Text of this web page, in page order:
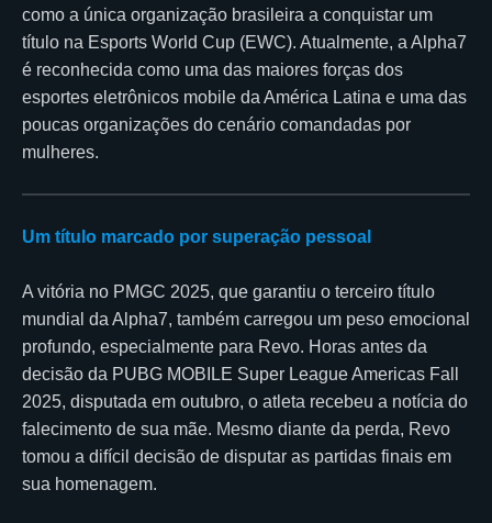
como a única organização brasileira a conquistar um
título na Esports World Cup (EWC). Atualmente, a Alpha7
é reconhecida como uma das maiores forças dos
esportes eletrônicos mobile da América Latina e uma das
poucas organizações do cenário comandadas por
mulheres.
Um título marcado por superação pessoal
A vitória no PMGC 2025, que garantiu o terceiro título
mundial da Alpha7, também carregou um peso emocional
profundo, especialmente para Revo. Horas antes da
decisão da PUBG MOBILE Super League Americas Fall
2025, disputada em outubro, o atleta recebeu a notícia do
falecimento de sua mãe. Mesmo diante da perda, Revo
tomou a difícil decisão de disputar as partidas finais em
sua homenagem.